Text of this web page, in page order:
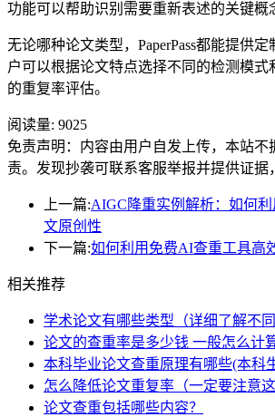
功能可以帮助识别需要重新表述的关键概
无论哪种论文类型，PaperPass都能提供
户可以根据论文特点选择不同的检测模式
的重复率评估。
阅读量: 9025
免责声明：内容由用户自发上传，本站不
责。发现抄袭可联系客服举报并提供证据
上一篇:AIGC降重实例解析：如何
文原创性
下一篇:如何利用免费AI查重工具高
相关推荐
学术论文有哪些类型（详细了解不
论文的查重率是多少钱 一般怎么计
本科毕业论文查重原理有哪些(本科
怎么降低论文重复率（一定要注意这
论文查重包括哪些内容？